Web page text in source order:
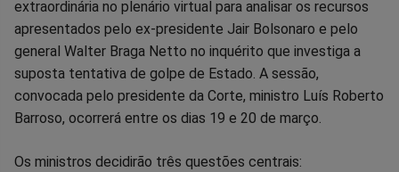
no
Facebook
no
Whatsapp
no
Twitter
no
Messenger
no
Telegram
no
extraordinária no plenário virtual para analisar os recursos
apresentados pelo ex-presidente Jair Bolsonaro e pelo
general Walter Braga Netto no inquérito que investiga a
suposta tentativa de golpe de Estado. A sessão,
convocada pelo presidente da Corte, ministro Luís Roberto
Barroso, ocorrerá entre os dias 19 e 20 de março.
Os ministros decidirão três questões centrais: